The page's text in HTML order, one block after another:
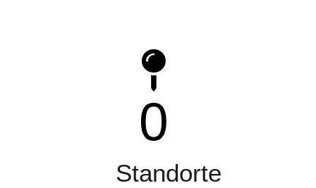
0
Standorte